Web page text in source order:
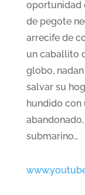
oportunidad
de pegote
arrecife de
un caballito
globo,
salvar su
hundido con
submarino…